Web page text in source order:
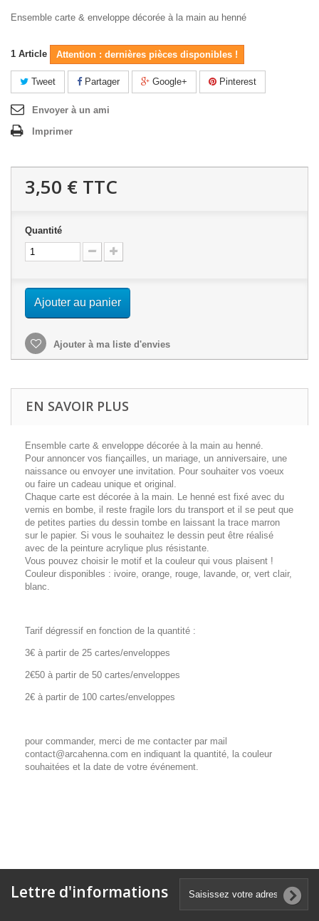
Ensemble carte & enveloppe décorée à la main au henné
1 Article Attention : dernières pièces disponibles !
Tweet Partager Google+ Pinterest
Envoyer à un ami
Imprimer
3,50 € TTC
Quantité
Ajouter au panier
Ajouter à ma liste d'envies
EN SAVOIR PLUS
Ensemble carte & enveloppe décorée à la main au henné .
Pour annoncer vos fiançailles, un mariage, un anniversaire, une
naissance ou envoyer une invitation. Pour souhaiter vos voeux
ou faire un cadeau unique et original.
Chaque carte est décorée à la main. Le henné est fixé avec du
vernis en bombe, il reste fragile lors du transport et il se peut que
de petites parties du dessin tombe en laissant la trace marron
sur le papier. Si vous le souhaitez le dessin peut être réalisé
avec de la peinture acrylique plus résistante.
Vous pouvez choisir le motif et la couleur qui vous plaisent !
Couleur disponibles : ivoire, orange, rouge, lavande, or, vert clair,
blanc.
Tarif dégressif en fonction de la quantité :
3€ à partir de 25 cartes/enveloppes
2€50 à partir de 50 cartes/enveloppes
2€ à partir de 100 cartes/enveloppes
pour commander, merci de me contacter par mail
contact@arcahenna.com en indiquant la quantité, la couleur
souhaitées et la date de votre événement.
Lettre d'informations